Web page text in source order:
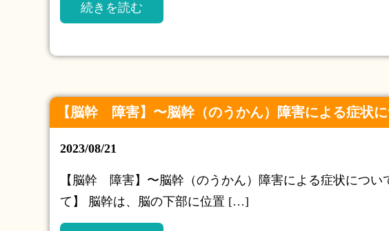
続きを読む
【脳幹 障害】〜脳幹（のうかん）障害による症状
2023/08/21
【脳幹 障害】〜脳幹（のうかん）障害による症状につい
て】 脳幹は、脳の下部に位置 […]